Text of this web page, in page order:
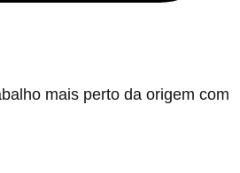
mais perto da origem com